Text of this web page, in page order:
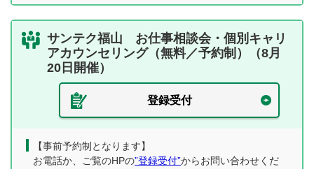
サンテク福山 お仕事相談会・個別キャリ
アカウンセリング（無料／予約制）（8月
20日開催）
登録受付
【事前予約制となります】
お電話か、ご覧のHPの”登録受付”からお問い合わせくだ